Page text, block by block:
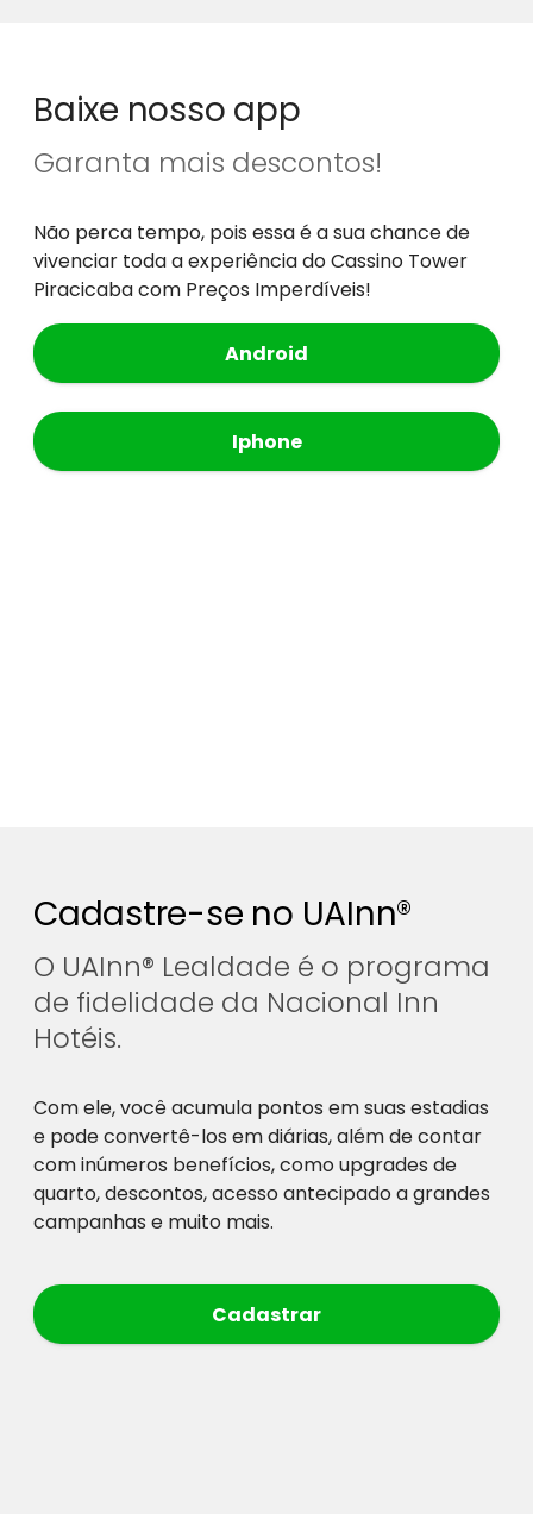
Baixe nosso app
Garanta mais descontos!
Não perca tempo, pois essa é a sua chance de
vivenciar toda a experiência do Cassino Tower
Piracicaba com Preços Imperdíveis!
Android
Iphone
Cadastre-se no UAInn®
O UAInn® Lealdade é o programa
de fidelidade da Nacional Inn
Hotéis.
Com ele, você acumula pontos em suas estadias
e pode convertê-los em diárias, além de contar
com inúmeros benefícios, como upgrades de
quarto, descontos, acesso antecipado a grandes
campanhas e muito mais.
Cadastrar